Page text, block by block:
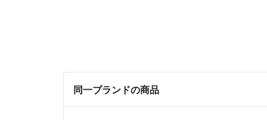
同一ブランドの商品